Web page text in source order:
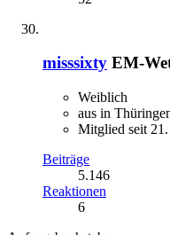
misssixty EM-
Weiblich
aus in
Mitglied seit
Beiträge
5.146
Reaktionen
6